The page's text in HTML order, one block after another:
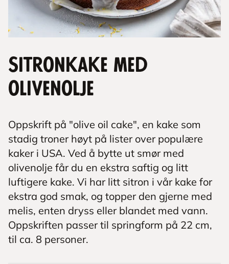
Sitronkake med
olivenolje
Oppskrift på "olive oil cake", en kake som
stadig troner høyt på lister over populære
kaker i USA. Ved å bytte ut smør med
olivenolje får du en ekstra saftig og litt
luftigere kake. Vi har litt sitron i vår kake for
ekstra god smak, og topper den gjerne med
melis, enten dryss eller blandet med vann.
Oppskriften passer til springform på 22 cm,
til ca. 8 personer.